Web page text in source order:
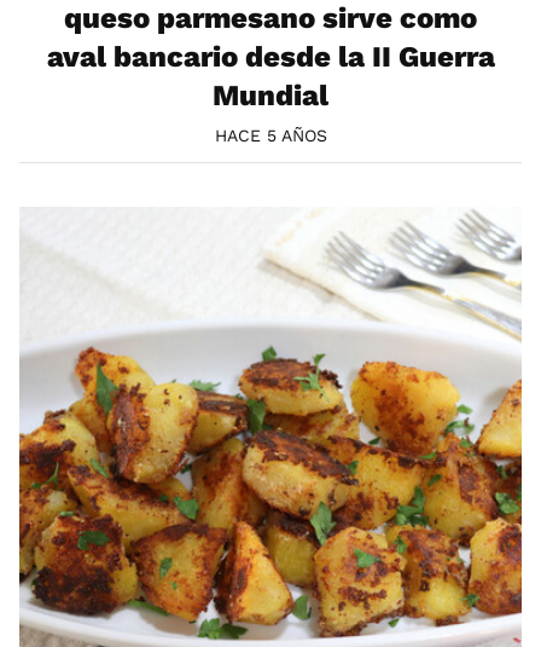
queso parmesano sirve como
aval bancario desde la II Guerra
Mundial
HACE 5 AÑOS